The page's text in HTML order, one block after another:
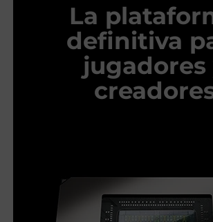
La
definitiva
jugadores